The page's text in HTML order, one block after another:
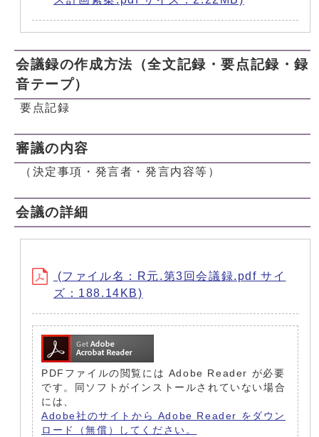
会議録の作成方法（全文記録・要点記録・録
音テープ）
要点記録
審議の内容
（決定事項・発言者・発言内容等）
会議の詳細
(ファイル名：R元.第3回会議録.pdf サイ
ズ：188.14KB)
PDFファイルの閲覧には Adobe Reader が必要
です。同ソフトがインストールされていない場合
には、
Adobe社のサイトから Adobe Reader をダウン
ロード（無償）してください。